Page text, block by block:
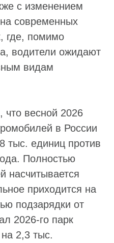
с изменением
современных
где, помимо
водители ожидают
видам
что весной 2026
в России
тыс. единиц против
Полностью
насчитывается
приходится на
подзарядки от
2026-го парк
2,3 тыс.